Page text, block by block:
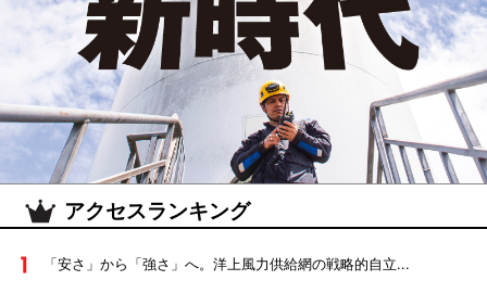
アクセスランキング
「安さ」から「強さ」へ。洋上風力供給網の戦略的自立...